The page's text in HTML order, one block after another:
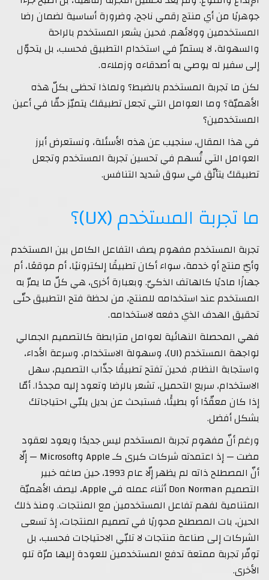
جوهريًا من أي منتج رقمي ناجح، وضرورة أساسية لضمان رضا
المستخدمين وولائهم. فحين يشعر المستخدم بالراحة
والسهولة، لا يستمرّ في استخدام التطبيق فحسب، بل يتحوّل
إلى سفير له يوصي به أصدقاءه وزملاءه.
لكن ما تجربة المستخدم بالضبط؟ ولماذا تحظى بكلّ هذه
الأهميّة؟ وما العوامل التي تجعل تطبيقك يتميّز حقّا في أعين
المستخدمين؟
في هذا المقال، سنجيب عن هذه الأسئلة، ونستعرض أبرز
العوامل التي تُسهم في تحسين تجربة المستخدم وتجعل
تطبيقك يتألّق في سوق شديد التنافس.
ما تجربة المستخدم (UX)؟
تجربة المستخدم مفهوم يصف التفاعل الكامل بين المستخدم
وأيّ منتج أو خدمة، سواء أكان تطبيقًا إلكترونيًا، أم موقعًا، أم
جهازًا ماديًا كالهاتف الذكيّ. وبعبارة أخرى، هي كلّ ما يمرّ به
المستخدم عند استخدامه للمنتج، من لحظة فتح التطبيق حتّى
تحقيق الهدف الذي دفعه لاستخدامه.
فهي المحصلة النهائية لعوامل مترابطة كالتصميم الجمالي
لواجهة المستخدم (UI)، وسهولة الاستخدام، وسرعة الأداء،
واستجابة النظام. فحين تفتح تطبيقًا جذّاب التصميم، سهل
الاستخدام، سريع التحميل، تشعر بالرضا وتعود إليه مجددًا. أمّا
إذا كان معقّدًا أو بطيئًا، فستبحث عن بديل يلبّي احتياجاتك
بشكل أفضل.
ورغم أنّ مفهوم تجربة المستخدم ليس جديدًا ويعود لعقود
مضت — إذ اعتمدته شركات كبرى كـ Apple وMicrosoft — إلّا
أنّ المصطلح ذاته لم يظهر إلّا عام 1993، حين صاغه خبير
التصميم Don Norman أثناء عمله في Apple، ليصف الأهميّة
المتنامية لفهم تفاعل المستخدمين مع المنتجات. ومنذ ذلك
الحين، بات المصطلح محوريًا في تصميم المنتجات، إذ تسعى
الشركات إلى صناعة منتجات لا تلبّي الاحتياجات فحسب، بل
توفّر تجربة ممتعة تدفع المستخدمين للعودة إليها مرّة تلو
الأخرى.